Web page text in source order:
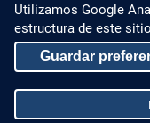
LinkedIn
Instagram
Utilizamos Google
estructura de este
Guardar